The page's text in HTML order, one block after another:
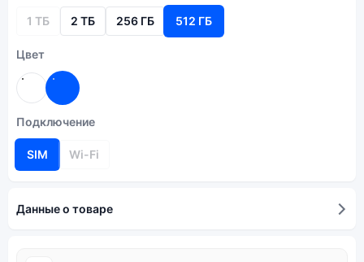
1 ТБ 2 ТБ 256 ГБ 512 ГБ
Цвет
Подключение
SIM Wi-Fi
Данные о товаре